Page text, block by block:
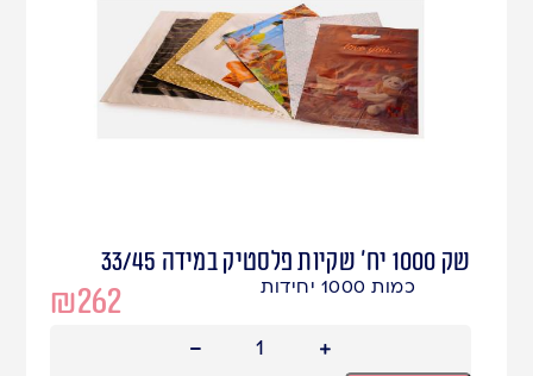
שק 1000 יח' שקיות פלסטיק במידה 33/45
₪262 כמות 1000 יחידות